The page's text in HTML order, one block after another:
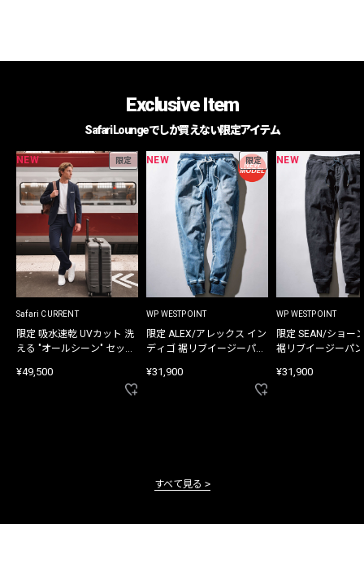
Exclusive Item
Safari Loungeでしか買えない限定アイテム
NEW 限定
Safari CURRENT
限定 吸水速乾 UVカット 洗
える "オールシーン" セット
¥49,500
NEW 限定
WP WESTPOINT
限定 ALEX/アレックス イン
ディゴ 裾リブイージーパン
¥31,900
NEW
WP WESTPOINT
限定 SEAN/ショー
裾リブイージーパ
¥31,900
すべて見る